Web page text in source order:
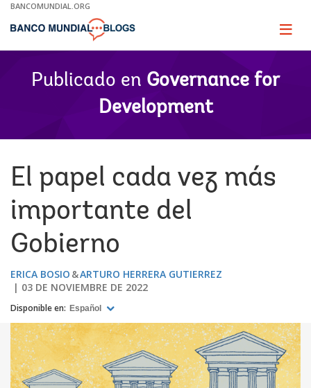
Skip
Main
BANCOMUNDIAL.ORG
Page
Publicado en Governance for
Development
El papel cada vez más
importante del
Gobierno
ERICA BOSIO
ARTURO HERRERA GUTIERREZ
03 DE NOVIEMBRE DE 2022
Disponible en: Español